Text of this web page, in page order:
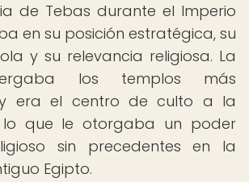
de Tebas durante el Imperio
en su posición estratégica, su
y su relevancia religiosa. La
los templos más
era el centro de culto a la
lo que le otorgaba un poder
sin precedentes en la
Egipto.